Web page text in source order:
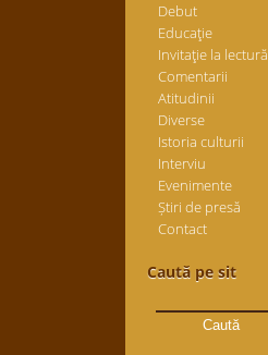
Debut
Educaţie
Invitaţie la lectură
Comentarii
Atitudinii
Diverse
Istoria culturii
Interviu
Evenimente
Știri de presă
Contact
Caută pe sit
după: